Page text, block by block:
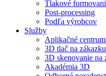
Tlakové
Post-processing
Podľa výrobcov
Služby
Aplikačné
3D tlač na zákazku
3D skenovanie na
Akadémia 3D